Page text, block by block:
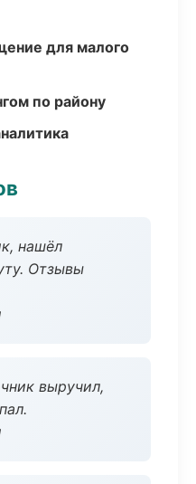
для малого
по району
нашёл
Отзывы
выручил,